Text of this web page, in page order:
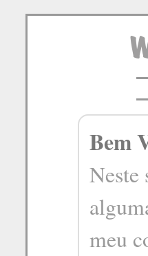
Bem
Neste
meu